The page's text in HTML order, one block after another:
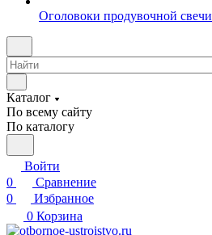
Оголовоки продувочной свечи
Каталог
По всему сайту
По каталогу
Войти
0
Сравнение
0
Избранное
0 Корзина